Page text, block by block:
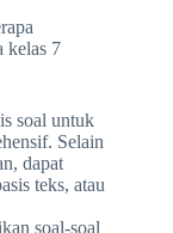
kelas 7
soal untuk
Selain
dapat
teks, atau
soal-soal